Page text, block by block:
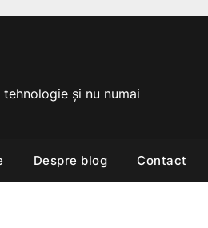
și nu numai
Despre blog Contact